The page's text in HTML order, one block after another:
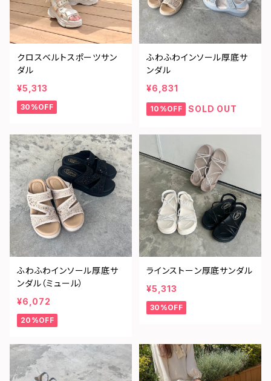
クロスベルトスポーツサン
ダル
¥5,313
30%OFF
ふわふわインソール厚底サ
ンダル
¥6,831
10%OFF SOLD OUT
ふわふわインソール厚底サ
ンダル（ミュール）
¥6,072
20%OFF
ラインストーン厚底サンダル
¥5,313
30%OFF